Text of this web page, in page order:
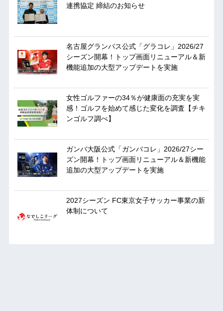
連携協定 締結のお知らせ
名古屋グランパス公式「グラコレ」2026/27
シーズン開幕！トップ画面リニューアル＆新
機能追加の大型アップデートを実施
女性ゴルファーの34％が健康面の充実を実
感！ゴルフを始めて感じた変化を調査【チキ
ンゴルフ調べ】
ガンバ大阪公式「ガンバコレ」2026/27シー
ズン開幕！トップ画面リニューアル＆新機能
追加の大型アップデートを実施
2027シーズン FC東京女子サッカー事業の新
体制について